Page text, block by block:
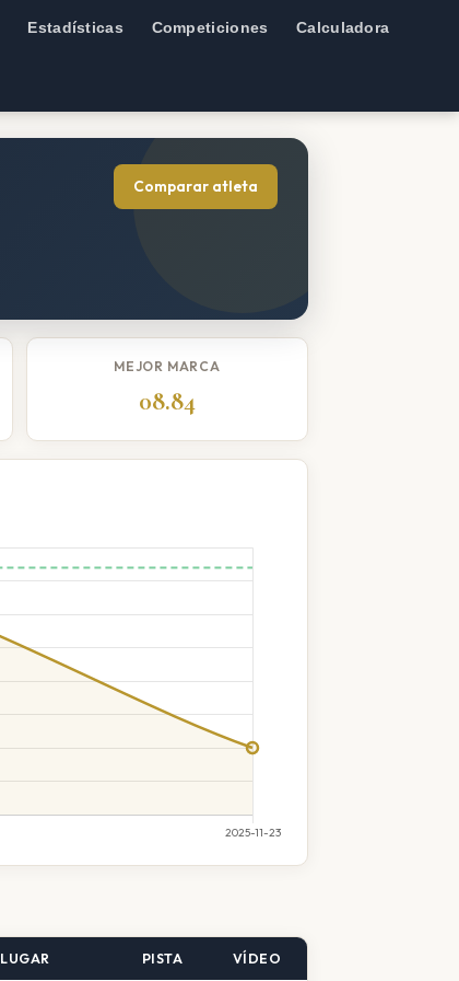
Estadísticas Competiciones Calculadora
Comparar atleta
MEJOR MARCA
08.84
LUGAR PISTA VÍDEO